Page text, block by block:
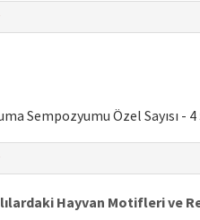
Sempozyumu Özel Sayısı - 4
Hayvan Motifleri ve